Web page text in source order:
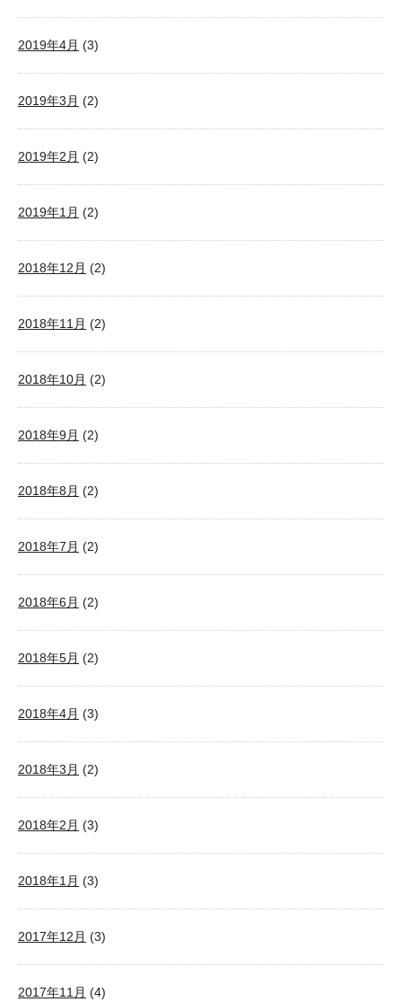
2019年4月 (3)
2019年3月 (2)
2019年2月 (2)
2019年1月 (2)
2018年12月 (2)
2018年11月 (2)
2018年10月 (2)
2018年9月 (2)
2018年8月 (2)
2018年7月 (2)
2018年6月 (2)
2018年5月 (2)
2018年4月 (3)
2018年3月 (2)
2018年2月 (3)
2018年1月 (3)
2017年12月 (3)
2017年11月 (4)